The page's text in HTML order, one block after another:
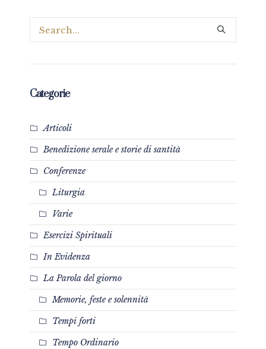
Categorie
Articoli
Benedizione serale e storie di santità
Conferenze
Liturgia
Varie
Esercizi Spirituali
In Evidenza
La Parola del giorno
Memorie, feste e solennità
Tempi forti
Tempo Ordinario